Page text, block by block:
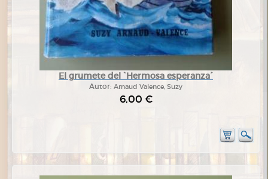
El grumete del `Hermosa esperanza´
Autor: Arnaud Valence, Suzy
6,00 €